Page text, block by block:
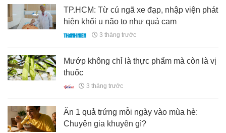
TP.HCM: Từ cú ngã xe đạp, nhập viện phát
hiện khối u não to như quả cam
3 tháng trước
Mướp không chỉ là thực phẩm mà còn là vị
thuốc
3 tháng trước
Ăn 1 quả trứng mỗi ngày vào mùa hè:
Chuyên gia khuyên gì?